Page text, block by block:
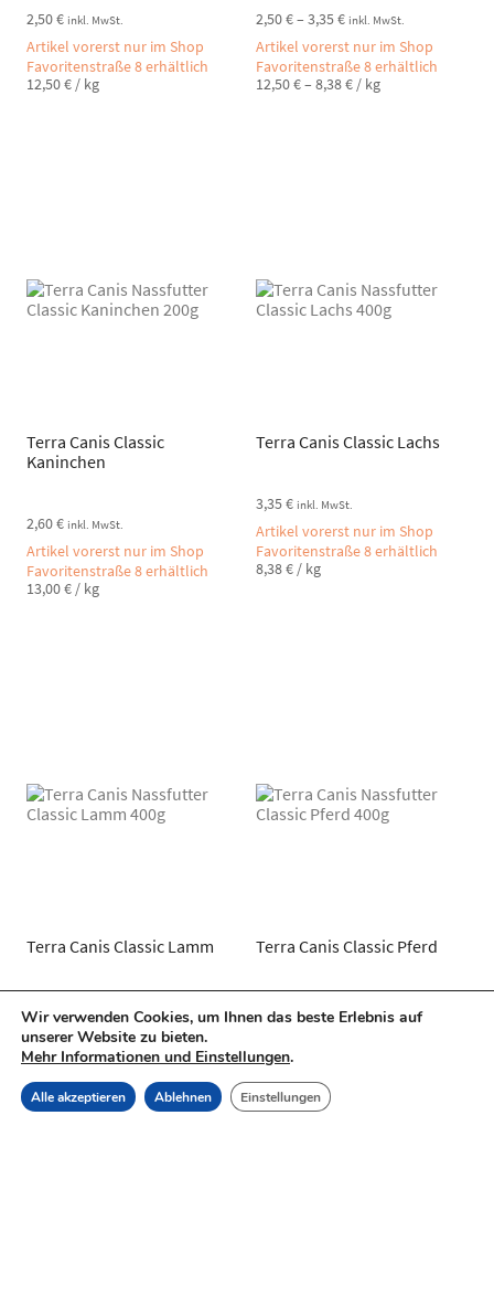
2,50€ inkl. MwSt.
Artikel vorerst nur im Shop
Favoritenstraße 8 erhältlich
12,50€ / kg
2,50€– 3,35€ inkl. MwSt.
Artikel vorerst nur im Shop
Favoritenstraße 8 erhältlich
12,50€– 8,38€ / kg
Terra Canis Classic
Kaninchen
2,60€ inkl. MwSt.
Artikel vorerst nur im Shop
Favoritenstraße 8 erhältlich
13,00€/ kg
Terra Canis Classic Lachs
3,35€ inkl. MwSt.
Artikel vorerst nur im Shop
Favoritenstraße 8 erhältlich
8,38€/ kg
Terra Canis Classic Lamm
2,50 € inkl. MwSt.
Artikel vorerst nur im Shop
Favoritenstraße 8 erhältlich
Terra Canis Classic Pferd
2,55 – 3,40 € inkl. MwSt.
Favoritenstraße 8 erhältlich
Wir verwenden Cookies, um Ihnen das beste Erlebnis auf
unserer Website zu bieten.
Mehr Informationen und Einstellungen.
Alle akzeptieren Ablehnen Einstellungen